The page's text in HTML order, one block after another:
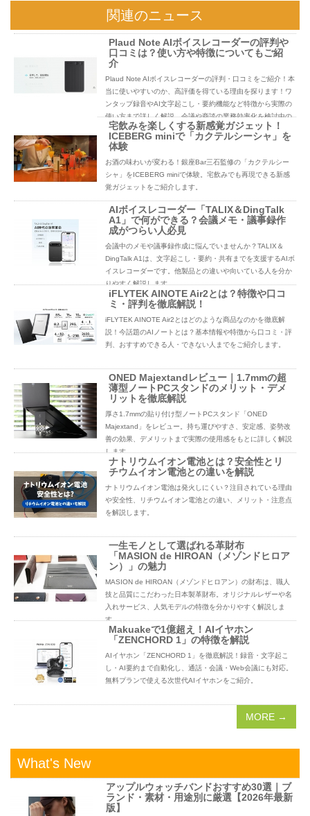
関連のニュース
Plaud Note AIボイスレコーダーの評判や
口コミは？使い方や特徴についてもご紹
介
Plaud Note AIボイスレコーダーの評判・口コミをご紹介！本
当に使いやすいのか、高評価を得ている理由を探ります！ワ
ンタップ録音やAI文字起こし・要約機能など特徴から実際の
使い方まで詳しく解説。会議や商談の業務効率化を検討中の
方必見です。
宅飲みを楽しくする新感覚ガジェット！
ICEBERG miniで「カクテルシーシャ」を
体験
お酒の味わいが変わる！銀座Bar三石監修の「カクテルシー
シャ」をICEBERG miniで体験。宅飲みでも再現できる新感
覚ガジェットをご紹介します。
AIボイスレコーダー「TALIX＆DingTalk
A1」で何ができる？会議メモ・議事録作
成がつらい人必見
会議中のメモや議事録作成に悩んでいませんか？TALIX＆
DingTalk A1は、文字起こし・要約・共有までを支援するAIボ
イスレコーダーです。他製品との違いや向いている人を分か
りやすく解説します。
iFLYTEK AINOTE Air2とは？特徴や口コ
ミ・評判を徹底解説！
iFLYTEK AINOTE Air2とはどのような商品なのかを徹底解
説！今話題のAIノートとは？基本情報や特徴から口コミ・評
判、おすすめできる人・できない人までをご紹介します。
ONED Majextandレビュー｜1.7mmの超
薄型ノートPCスタンドのメリット・デメ
リットを徹底解説
厚さ1.7mmの貼り付け型ノートPCスタンド「ONED
Majextand」をレビュー。持ち運びやすさ、安定感、姿勢改
善の効果、デメリットまで実際の使用感をもとに詳しく解説
します。
ナトリウムイオン電池とは？安全性とリ
チウムイオン電池との違いを解説
ナトリウムイオン電池は発火しにくい？注目されている理由
や安全性、リチウムイオン電池との違い、メリット・注意点
を解説します。
一生モノとして選ばれる革財布
「MASION de HIROAN（メゾンドヒロア
ン）」の魅力
MASION de HIROAN（メゾンドヒロアン）の財布は、職人
技と品質にこだわった日本製革財布。オリジナルレザーや名
入れサービス、人気モデルの特徴を分かりやすく解説しま
す。
Makuakeで1億超え！AIイヤホン
「ZENCHORD 1」の特徴を解説
AIイヤホン「ZENCHORD 1」を徹底解説！録音・文字起こ
し・AI要約まで自動化し、通話・会議・Web会議にも対応。
無料プランで使える次世代AIイヤホンをご紹介。
MORE →
What's New
アップルウォッチバンドおすすめ30選｜ブ
ランド・素材・用途別に厳選【2026年最新
版】